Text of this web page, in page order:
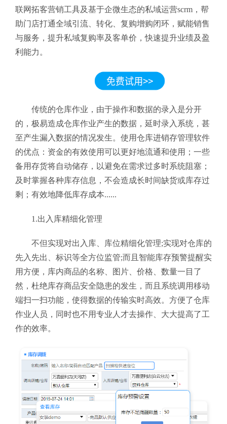
联网拓客营销工具及基于企微生态的私域运营scrm，帮
助门店打通全域引流、转化、复购增购闭环，赋能销售
与服务，提升私域复购率及客单价，快速提升业绩及盈
利能力。
传统的仓库作业，由于操作和数据的录入是分开
的，极易造成仓库作业产生的数据，延时录入系统，甚
至产生漏入数据的情况发生。使用仓库进销存管理软件
的优点：资金的有效使用可以更好地流通和使用；一些
备用存货将自动储存，以避免在需求过多时系统阻塞；
及时掌握各种库存信息，不会造成长时间缺货或库存过
剩；有效地降低库存成本......
1.出入库精细化管理
不但实现对出入库、库位精细化管理;实现对仓库的
先入先出、标识等全方位监管;而且智能库存预警提醒实
用方便，库内商品的名称、图片、价格、数量一目了
然，杜绝库存商品安全隐患的发生，而且系统调用移动
端扫一扫功能，使得数据的传输实时高效。方便了仓库
作业人员，同时也不用专业人才去操作、大大提高了工
作的效率。